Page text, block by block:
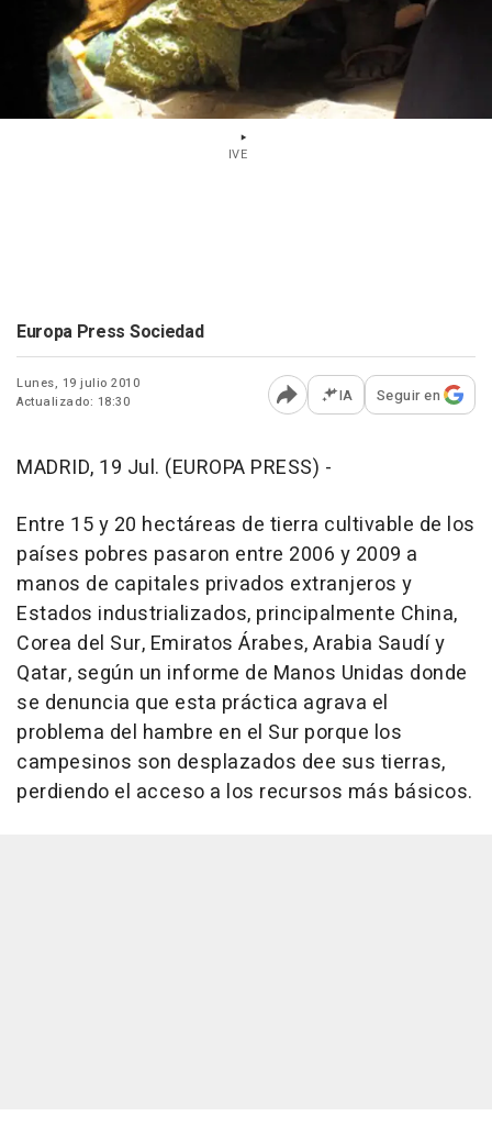
IVE
Europa Press Sociedad
Lunes, 19 julio 2010
Actualizado: 18:30
Abrir opciones para
IA Seguir en
MADRID, 19 Jul. (EUROPA PRESS) -
Entre 15 y 20 hectáreas de tierra cultivable de los
países pobres pasaron entre 2006 y 2009 a
manos de capitales privados extranjeros y
Estados industrializados, principalmente China,
Corea del Sur, Emiratos Árabes, Arabia Saudí y
Qatar, según un informe de Manos Unidas donde
se denuncia que esta práctica agrava el
problema del hambre en el Sur porque los
campesinos son desplazados dee sus tierras,
perdiendo el acceso a los recursos más básicos.